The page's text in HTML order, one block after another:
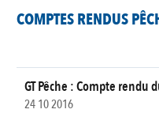
COMPTES RENDUS
GT Pêche : Compte rendu
24 10 2016